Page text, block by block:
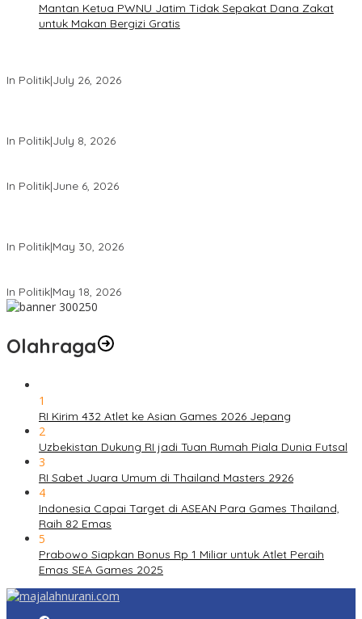
Mantan Ketua PWNU Jatim Tidak Sepakat Dana Zakat
untuk Makan Bergizi Gratis
In Politik|July 26, 2026
In Politik|July 8, 2026
In Politik|June 6, 2026
In Politik|May 30, 2026
In Politik|May 18, 2026
Olahraga
1
RI Kirim 432 Atlet ke Asian Games 2026 Jepang
2
Uzbekistan Dukung RI jadi Tuan Rumah Piala Dunia Futsal
3
RI Sabet Juara Umum di Thailand Masters 2926
4
Indonesia Capai Target di ASEAN Para Games Thailand,
Raih 82 Emas
5
Prabowo Siapkan Bonus Rp 1 Miliar untuk Atlet Peraih
Emas SEA Games 2025